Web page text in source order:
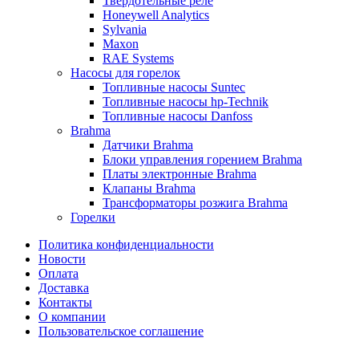
Honeywell Analytics
Sylvania
Maxon
RAE Systems
Насосы для горелок
Топливные насосы Suntec
Топливные насосы hp-Technik
Топливные насосы Danfoss
Brahma
Датчики Brahma
Блоки управления горением Brahma
Платы электронные Brahma
Клапаны Brahma
Трансформаторы розжига Brahma
Горелки
Политика конфиденциальности
Новости
Оплата
Доставка
Контакты
О компании
Пользовательское соглашение